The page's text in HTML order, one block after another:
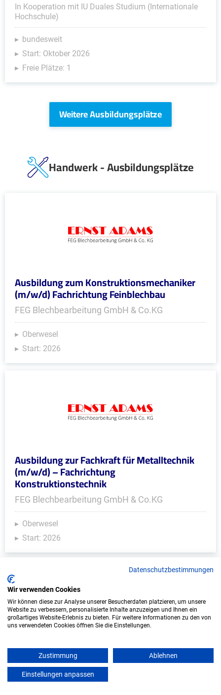
In Kooperation mit IU Duales Studium (Internationale
Hochschule)
bundesweit
Start: Oktober 2026
Freie Plätze: 1
Weitere Ausbildungsplätze
Handwerk - Ausbildungsplätze
Ausbildung zum Konstruktionsmechaniker
(m/w/d) Fachrichtung Feinblechbau
FEG Blechbearbeitung GmbH & Co.KG
Oberwesel
Start: 2026
Ausbildung zur Fachkraft für Metalltechnik
(m/w/d) – Fachrichtung
Konstruktionstechnik
FEG Blechbearbeitung GmbH & Co.KG
Oberwesel
Start: 2026
Ausbildung: Elektroniker/in - Betriebstechnik
(m/w/d)
KONE GmbH
Datenschutzbestimmungen
Wir verwenden Cookies
Wir können diese zur Analyse unserer Besucherdaten platzieren, um unsere
Website zu verbessern, personalisierte Inhalte anzuzeigen und Ihnen ein
großartiges Website-Erlebnis zu bieten. Für weitere Informationen zu den von
uns verwendeten Cookies öffnen Sie die Einstellungen.
Zustimmung Ablehnen
Einstellungen anpassen